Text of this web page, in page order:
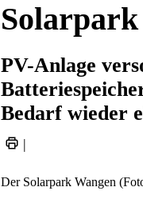
PV-Anlage
Bedarf wieder
|
Der Solarpark Wangen